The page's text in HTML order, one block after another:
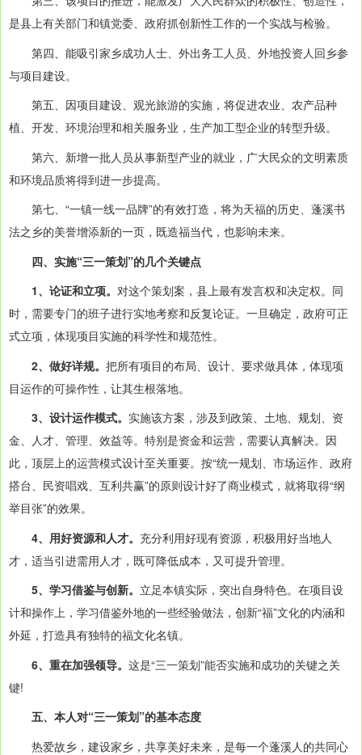
是县上有关部门和镇党委、政府抓创新性工作的一个实战与检验。
第四、能吸引家乡成功人士、外出务工人员、外地投资人回乡参
与项目建设。
第五、因项目建设、观光旅游的实施，将促进农业、农产品种
植、开发、环境治理和相关服务业，生产加工型企业的转型升级。
第六、新增一批人员从事新型产业的就业，广大民众的文明素质
和环境品质将得到进一步提高。
第七、“一镇一线一品牌”的有效打造，将为天福的历史、蓬溪书
法之乡的美誉增添新的一页，既造福当代，也影响未来。
四、实施“三一策划”的几个关键点
1、论证和立项。 对这个策划案，县上最有发言权和决定权。同
时，需要专门的班子进行实地考察和反复论证。一旦确定，政府可正
式立项，体现项目实施的科学性和规范性。
2、做好详规。 把所有项目的布局、设计、要求做具体，体现项
目运作的可操作性，让其生根落地。
3、设计运作模式。 实施该方案，涉及到政策、土地、规划、资
金、人才、管理、效益等。特别是资金和运营，需要认真解决。因
此，顶层上的运营模式设计至关重要。按“统一规划、市场运作、政府
搭台、民资唱戏、互利共赢”的原则设计好了商业模式，就将取得“纲
举目张”的效果。
4、用好资源和人才。 充分利用好现有资源，积极用好当地人
才，适当引进需用人才，既可降低成本，又可提升管理。
5、学习借鉴与创新。 立足本镇实际，突出自身特色。在项目设
计和操作上，学习借鉴外地的一些经验做法，创新“福”文化的内涵和
外延，打造具有独特的福文化名镇。
6、重在加强领导。 这是“三一策划”能否实施和成功的关键之关
键!
五、本人对“三一策划”的基本态度
热爱故乡，建设家乡，共享美好未来，是每一个蓬溪人的共同心